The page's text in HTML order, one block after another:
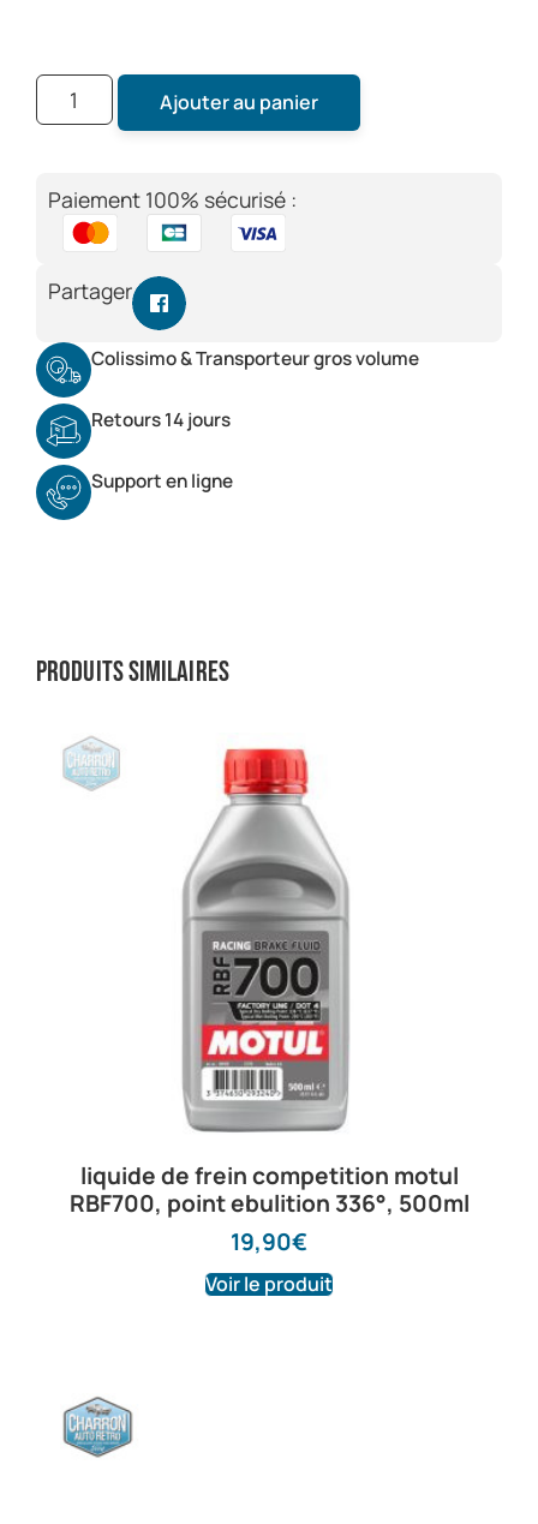
Ajouter au panier
Paiement 100% sécurisé :
Partager
Colissimo & Transporteur gros volume
Retours 14 jours
Support en ligne
Produits similaires
liquide de frein competition motul
RBF700, point ebulition 336°, 500ml
19,90€
Voir le produit